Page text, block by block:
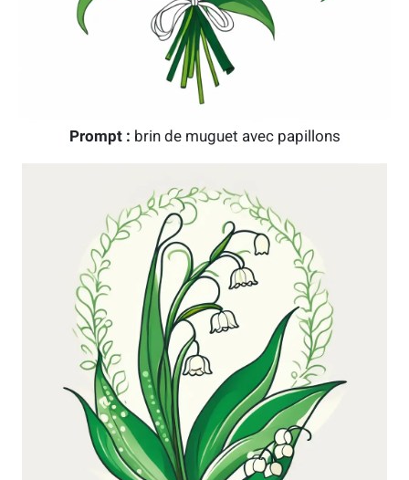
Prompt : brin de muguet avec papillons